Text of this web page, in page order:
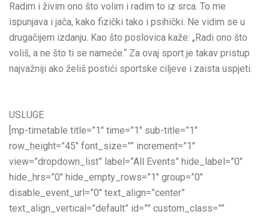
Radim i živim ono što volim i radim to iz srca. To me
ispunjava i jača, kako fizički tako i psihički. Ne vidim se u
drugačijem izdanju. Kao što poslovica kaže: „Radi ono što
voliš, a ne što ti se nameće.“ Za ovaj sport je takav pristup
najvažniji ako želiš postići sportske ciljeve i zaista uspjeti.
USLUGE
[mp-timetable title=”1″ time=”1″ sub-title=”1″
row_height=”45″ font_size=”” increment=”1″
view=”dropdown_list” label=”All Events” hide_label=”0″
hide_hrs=”0″ hide_empty_rows=”1″ group=”0″
disable_event_url=”0″ text_align=”center”
text_align_vertical=”default” id=”” custom_class=””